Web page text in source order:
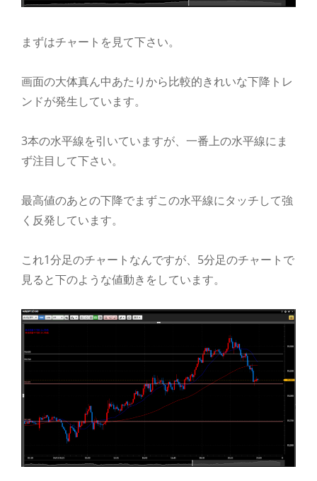
まずはチャートを見て下さい。
画面の大体真ん中あたりから比較的きれいな下降トレ
ンドが発生しています。
3本の水平線を引いていますが、一番上の水平線にま
ず注目して下さい。
最高値のあとの下降でまずこの水平線にタッチして強
く反発しています。
これ1分足のチャートなんですが、5分足のチャートで
見ると下のような値動きをしています。